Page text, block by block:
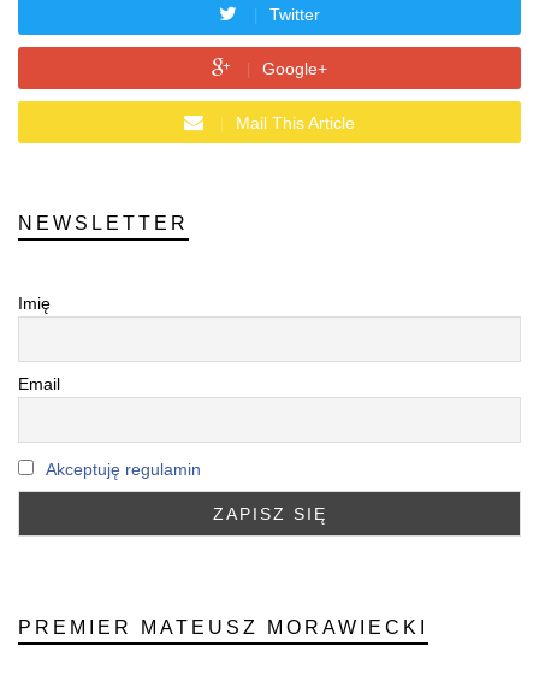
Twitter
Google+
Mail This Article
NEWSLETTER
Imię
Email
Akceptuję regulamin
PREMIER MATEUSZ MORAWIECKI